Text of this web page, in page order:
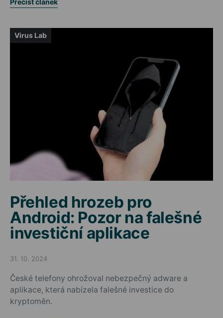
Virus Lab
Přehled hrozeb pro
Android: Pozor na falešné
investiční aplikace
Posted on
31. 10. 2024
České telefony ohrožoval nebezpečný adware a
aplikace, která nabízela falešné investice do
kryptoměn.